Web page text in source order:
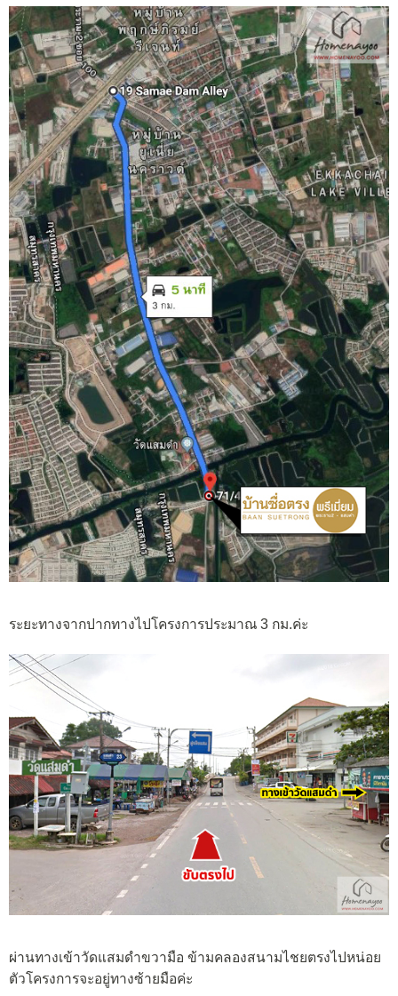
ระยะทางจากปากทางไปโครงการประมาณ 3 กม.ค่ะ
ผ่านทางเข้าวัดแสมดำขวามือ ข้ามคลองสนามไชยตรงไปหน่อย
ตัวโครงการจะอยู่ทางซ้ายมือค่ะ